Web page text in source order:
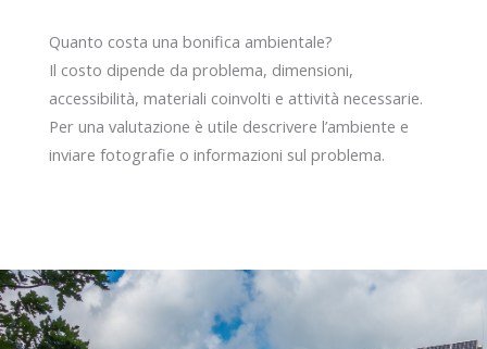
Quanto costa una bonifica ambientale?
Il costo dipende da problema, dimensioni,
accessibilità, materiali coinvolti e attività necessarie.
Per una valutazione è utile descrivere l’ambiente e
inviare fotografie o informazioni sul problema.